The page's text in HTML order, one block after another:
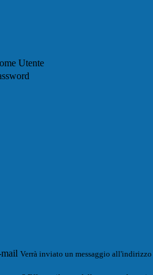
Utente
Verrà inviato un messaggio